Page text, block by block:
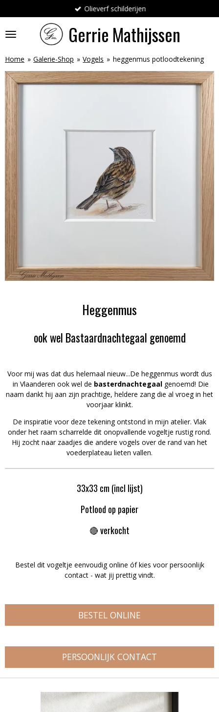
direct
naar
de
Gerrie Mathijssen
Olieverf schilderijen
Home » Galerie-Shop » Vogels » heggenmus potloodtekening
Heggenmus
ook wel Bastaardnachtegaal genoemd
Voor mij was dat dus helemaal nieuw...De heggenmus wordt dus
in Vlaanderen ook wel de basterdnachtegaalgenoemd! Die
naam dankt hij aan zijn prachtige, heldere zang die al vroeg in het
voorjaar klinkt.
De inspiratie voor deze tekening ontstond in mijn atelier. Vlak
onder het raam scharrelde dit onopvallende vogeltje rustig rond.
Hij zocht naar zaadjes die andere vogels over de rand van het
voederplateau lieten vallen.
33x33 cm (incl lijst)
Potlood op papier
🔴 verkocht
Bestel dit vogeltje eenvoudig online óf kies voor persoonlijk
contact - wat jij prettig vindt.
BESTEL ONLINE
PERSOONLIJK CONTACT